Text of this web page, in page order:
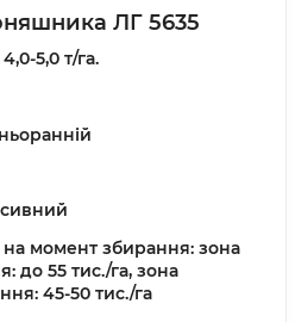
ЛГ 5635
4,0-5,0 т/га.
на момент збирання: зона
до 55 тис./га, зона
45-50 тис./га